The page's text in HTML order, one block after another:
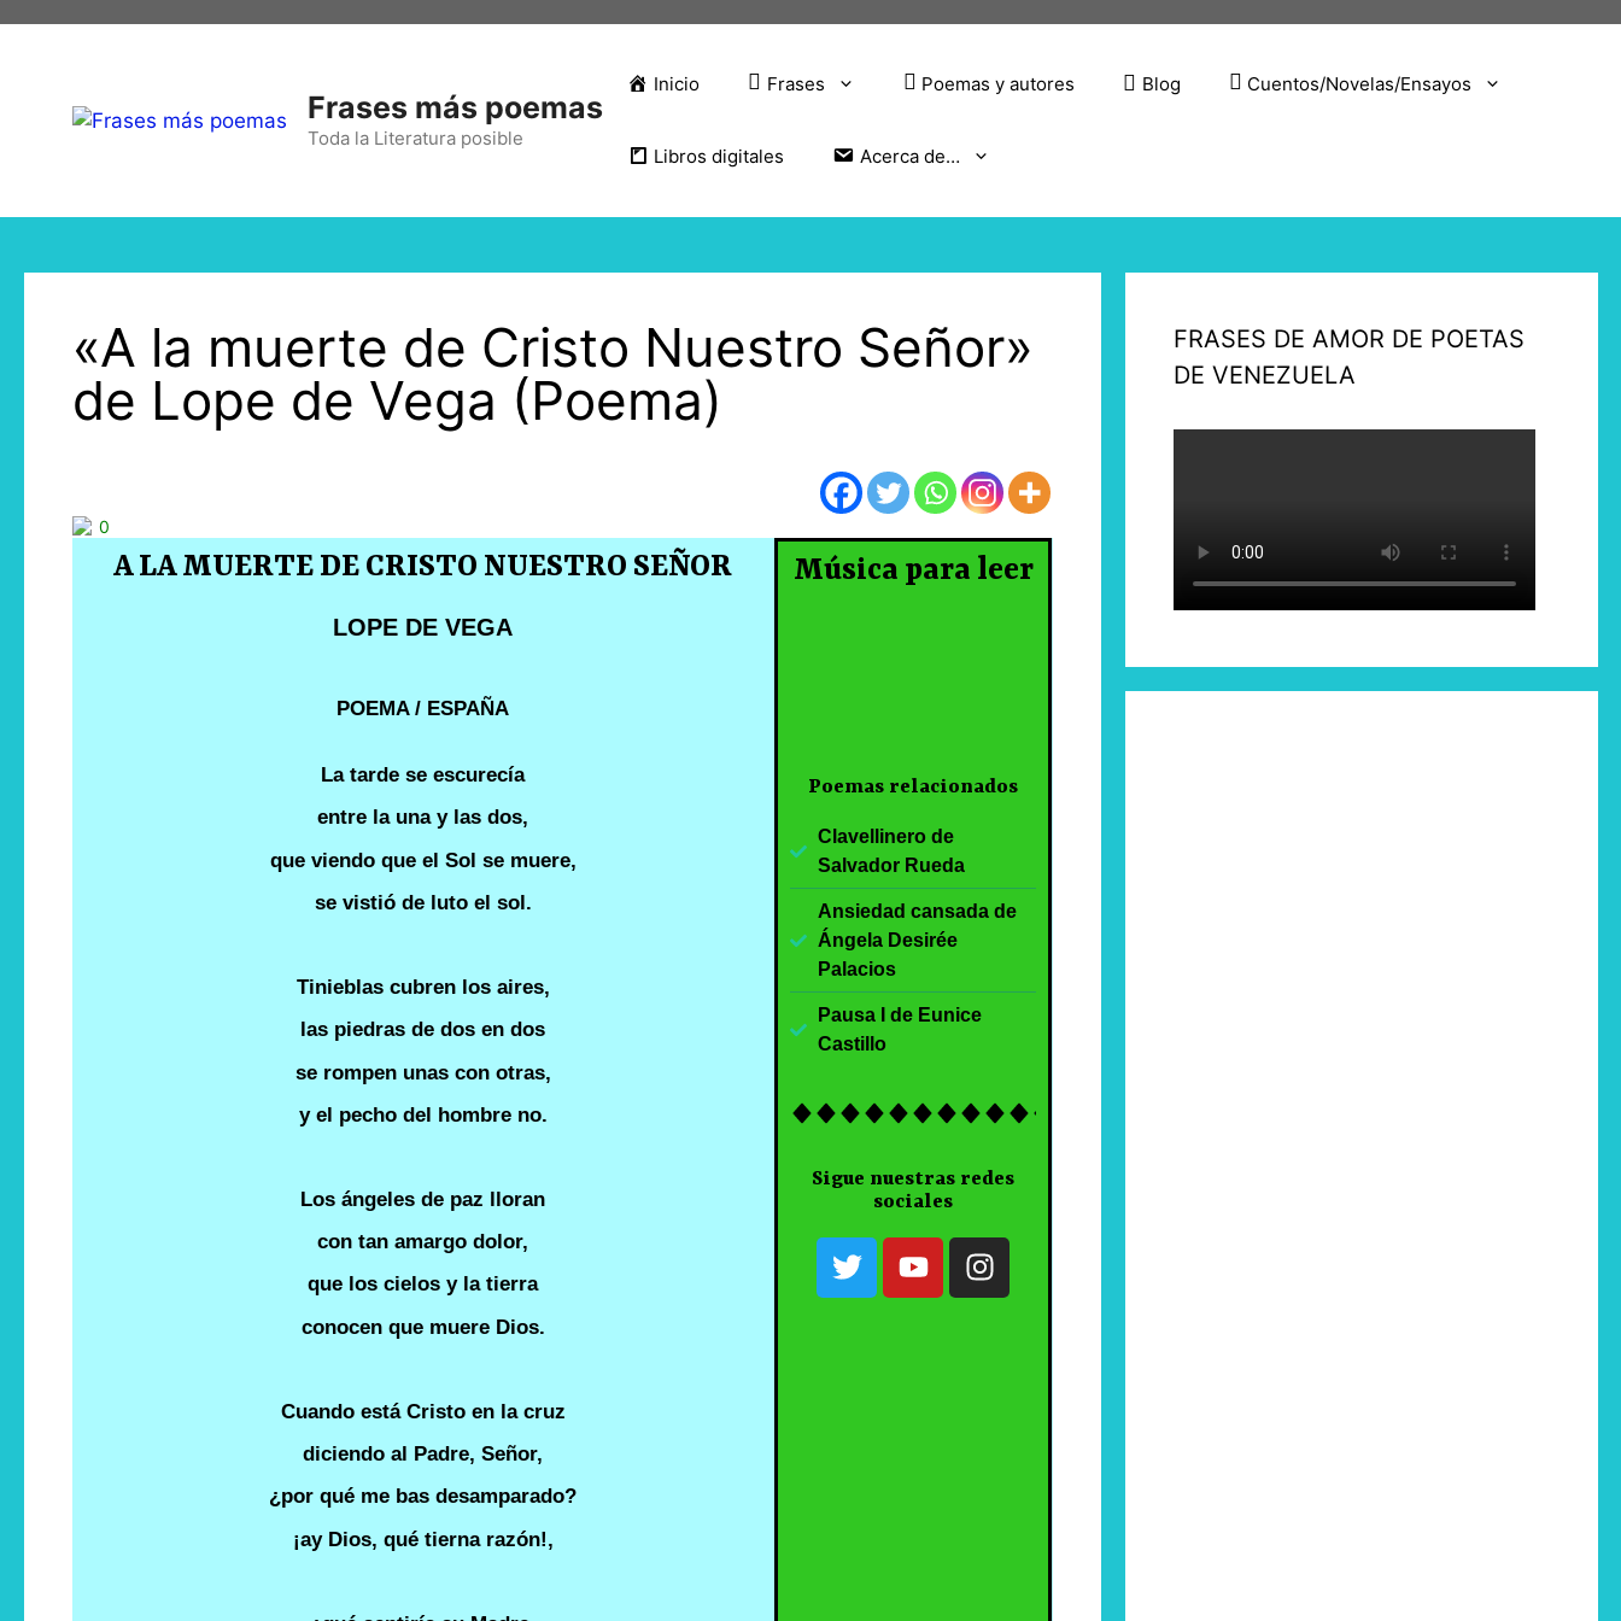
Frases más poemas
Toda la Literatura posible
Inicio Frases Poemas y autores Blog Cuentos/Novelas/Ensayos
Libros digitales Acerca de…
«A la muerte de Cristo Nuestro Señor»
de Lope de Vega (Poema)
0
A LA MUERTE DE CRISTO NUESTRO SEÑOR
LOPE DE VEGA
POEMA / ESPAÑA
La tarde se escurecía
entre la una y las dos,
que viendo que el Sol se muere,
se vistió de luto el sol.
Tinieblas cubren los aires,
las piedras de dos en dos
se rompen unas con otras,
y el pecho del hombre no.
Los ángeles de paz lloran
con tan amargo dolor,
que los cielos y la tierra
conocen que muere Dios.
Cuando está Cristo en la cruz
diciendo al Padre, Señor,
¿por qué me bas desamparado?
¡ay Dios, qué tierna razón!,
Música para leer
Poemas relacionados
Clavellinero de
Salvador Rueda
Ansiedad cansada de
Ángela Desirée
Palacios
Pausa I de Eunice
Castillo
Sigue nuestras redes
sociales
FRASES DE AMOR DE POETAS
DE VENEZUELA